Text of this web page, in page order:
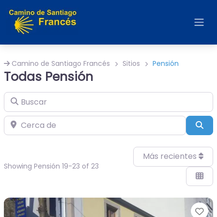
Camino de Santiago Francés Sitios Pensión
Todas Pensión
Buscar
Cerca de
Showing Pensión 19-23 of 23
Más recientes